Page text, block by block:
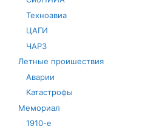
Техноавиа
ЦАГИ
ЧАРЗ
Летные проишествия
Аварии
Катастрофы
Мемориал
1910-е